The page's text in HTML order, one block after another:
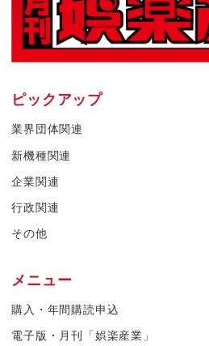
ピックアップ
業界団体関連
新機種関連
企業関連
行政関連
その他
メニュー
購入・年間購読申込
電子版・月刊「娯楽産業」